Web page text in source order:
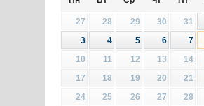
27 28 29 30 31
3
4 5 6 7
10
11 12 13 14
17
18 19 20 21
24
25 26 27 28